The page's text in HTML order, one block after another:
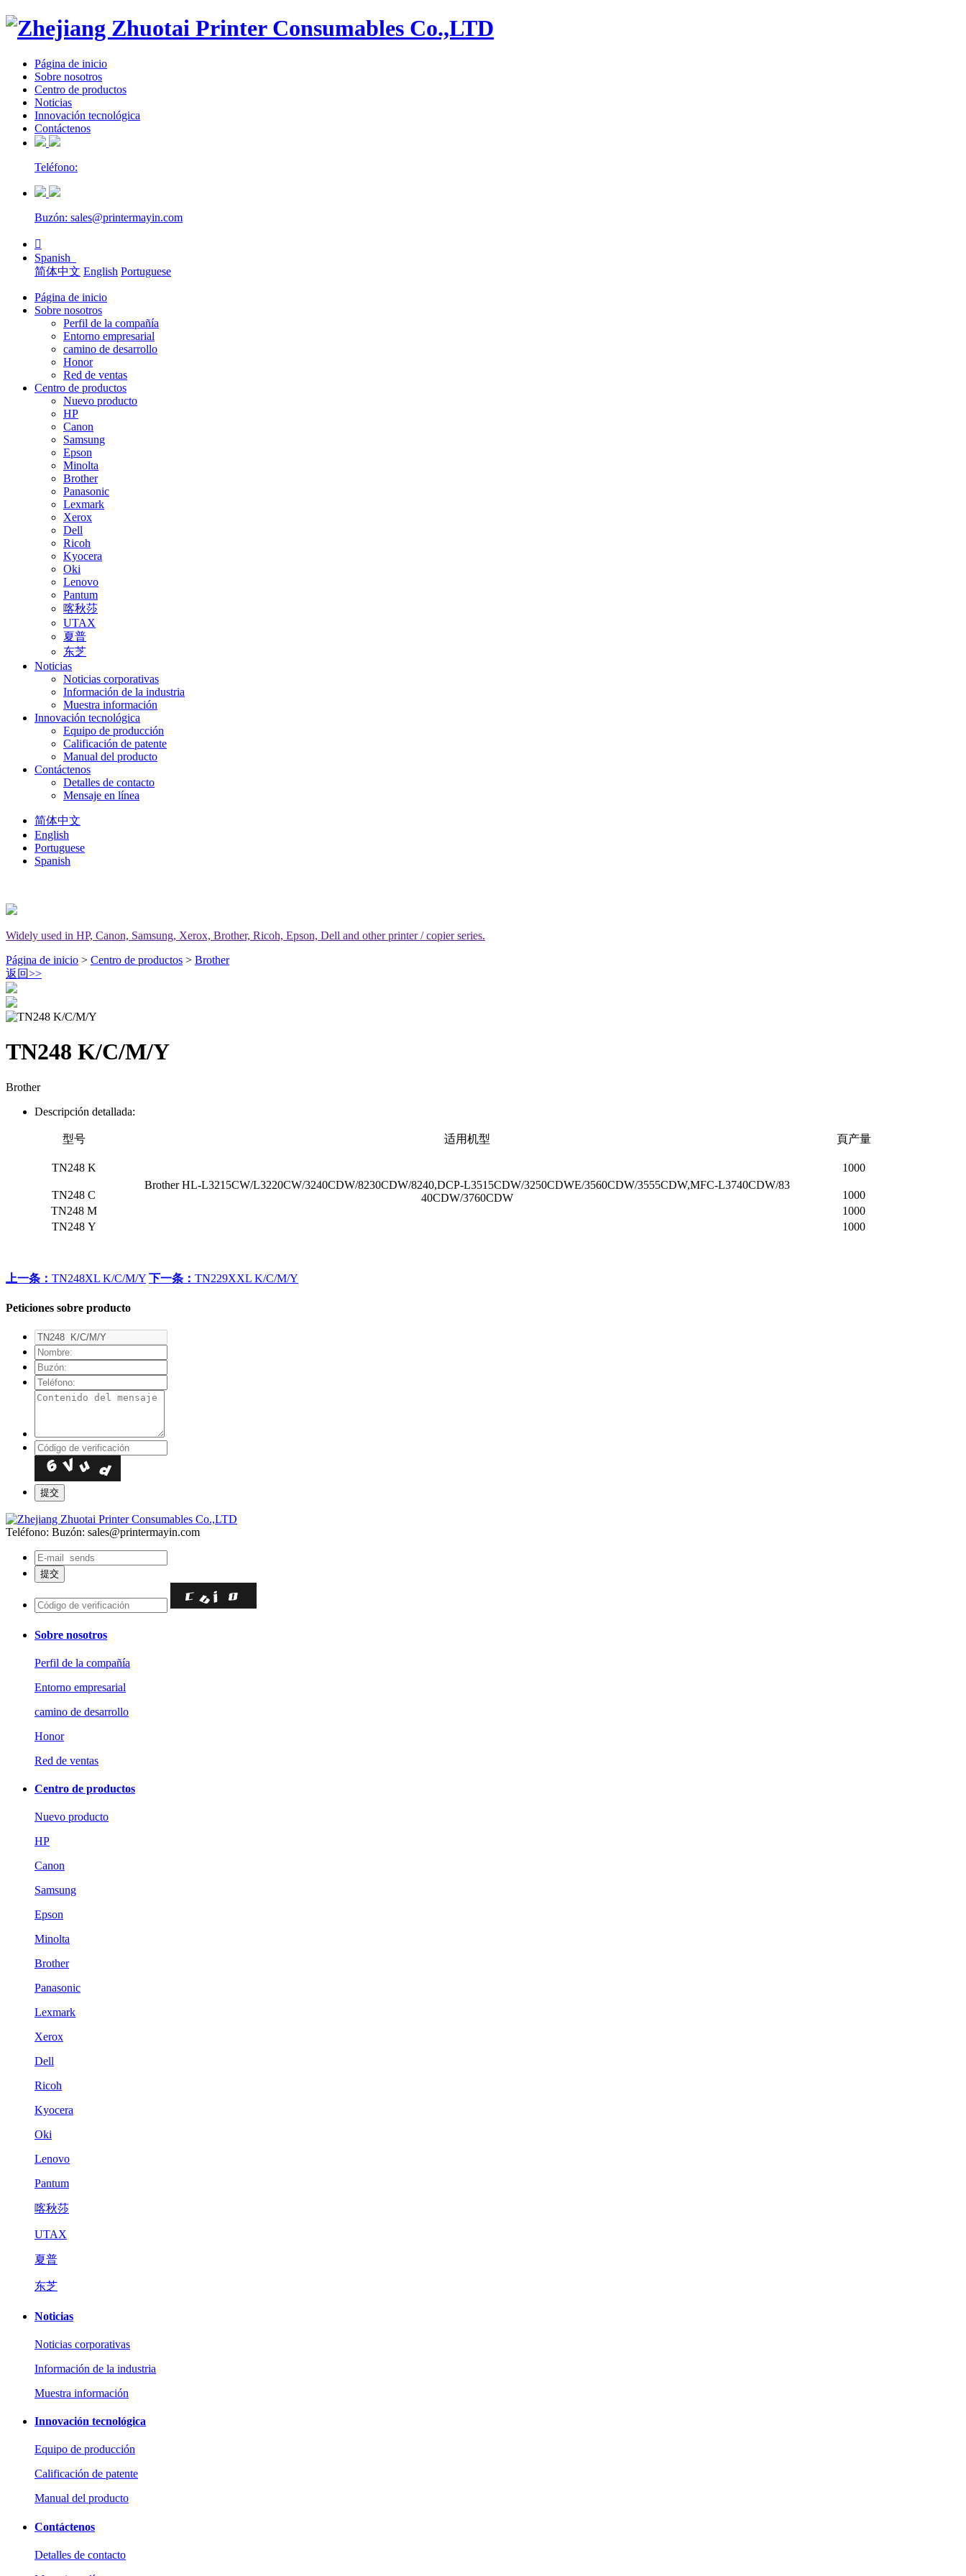
Página de inicio
Sobre nosotros
Centro de productos
Noticias
Innovación tecnológica
Contáctenos
Teléfono:
Buzón: sales@printermayin.com

Spanish
简体中文 English Portuguese
Página de inicio
Sobre nosotros
Perfil de la compañía
Entorno empresarial
camino de desarrollo
Honor
Red de ventas
Centro de productos
Nuevo producto
HP
Canon
Samsung
Epson
Minolta
Brother
Panasonic
Lexmark
Xerox
Dell
Ricoh
Kyocera
Oki
Lenovo
Pantum
喀秋莎
UTAX
夏普
东芝
Noticias
Noticias corporativas
Información de la industria
Muestra información
Innovación tecnológica
Equipo de producción
Calificación de patente
Manual del producto
Contáctenos
Detalles de contacto
Mensaje en línea
简体中文
English
Portuguese
Spanish
Widely used in HP, Canon, Samsung, Xerox, Brother, Ricoh, Epson, Dell and other printer / copier series.
Página de inicio > Centro de productos > Brother
返回>>
TN248 K/C/M/Y
Brother
Descripción detallada:
型号 适用机型 頁产量
TN248 K
Brother HL-L3215CW/L3220CW/3240CDW/8230CDW/8240,DCP-L3515CDW/3250CDWE/3560CDW/3555CDW,MFC-L3740CDW/83
40CDW/3760CDW
1000
TN248 C
1000
TN248M
1000
TN248Y 1000
上一条： TN248XL K/C/M/Y 下一条： TN229XXL K/C/M/Y
Peticiones sobre producto
Teléfono: Buzón: sales@printermayin.com
Sobre nosotros
Perfil de la compañía
Entorno empresarial
camino de desarrollo
Honor
Red de ventas
Centro de productos
Nuevo producto
HP
Canon
Samsung
Epson
Minolta
Brother
Panasonic
Lexmark
Xerox
Dell
Ricoh
Kyocera
Oki
Lenovo
Pantum
喀秋莎
UTAX
夏普
东芝
Noticias
Noticias corporativas
Información de la industria
Muestra información
Innovación tecnológica
Equipo de producción
Calificación de patente
Manual del producto
Contáctenos
Detalles de contacto